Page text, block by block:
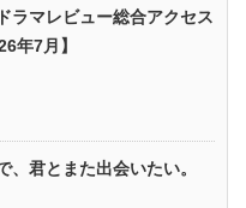
ラマレビュー総合アクセス
年7月】
、君とまた出会いたい。